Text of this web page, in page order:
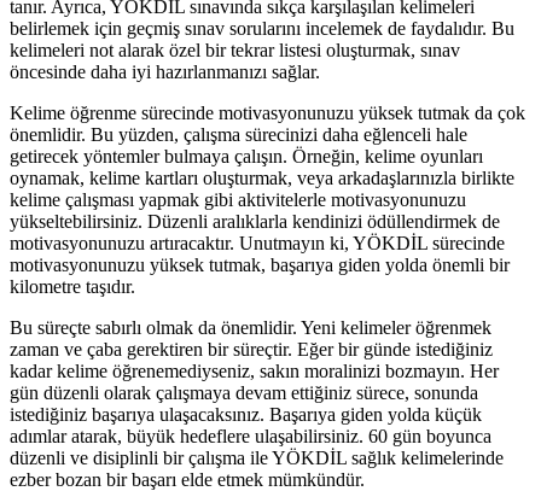
tanır. Ayrıca, YÖKDİL sınavında sıkça karşılaşılan kelimeleri
belirlemek için geçmiş sınav sorularını incelemek de faydalıdır. Bu
kelimeleri not alarak özel bir tekrar listesi oluşturmak, sınav
öncesinde daha iyi hazırlanmanızı sağlar.
Kelime öğrenme sürecinde motivasyonunuzu yüksek tutmak da çok
önemlidir. Bu yüzden, çalışma sürecinizi daha eğlenceli hale
getirecek yöntemler bulmaya çalışın. Örneğin, kelime oyunları
oynamak, kelime kartları oluşturmak, veya arkadaşlarınızla birlikte
kelime çalışması yapmak gibi aktivitelerle motivasyonunuzu
yükseltebilirsiniz. Düzenli aralıklarla kendinizi ödüllendirmek de
motivasyonunuzu artıracaktır. Unutmayın ki, YÖKDİL sürecinde
motivasyonunuzu yüksek tutmak, başarıya giden yolda önemli bir
kilometre taşıdır.
Bu süreçte sabırlı olmak da önemlidir. Yeni kelimeler öğrenmek
zaman ve çaba gerektiren bir süreçtir. Eğer bir günde istediğiniz
kadar kelime öğrenemediyseniz, sakın moralinizi bozmayın. Her
gün düzenli olarak çalışmaya devam ettiğiniz sürece, sonunda
istediğiniz başarıya ulaşacaksınız. Başarıya giden yolda küçük
adımlar atarak, büyük hedeflere ulaşabilirsiniz. 60 gün boyunca
düzenli ve disiplinli bir çalışma ile YÖKDİL sağlık kelimelerinde
ezber bozan bir başarı elde etmek mümkündür.